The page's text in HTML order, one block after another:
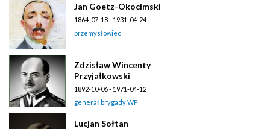
Jan Goetz-Okocimski
1864-07-18 - 1931-04-24
przemysłowiec
Zdzisław Wincenty
Przyjałkowski
1892-10-06 - 1971-04-12
generał brygady WP
Lucjan Sołtan